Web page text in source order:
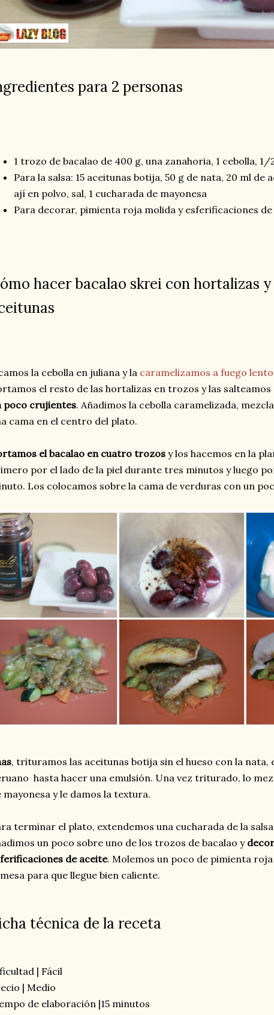
para 2 personas
1 trozo de bacalao de 400 g, una zanahoria, 1 cebolla, 1/
Para la salsa: 15 aceitunas botija, 50 g de nata, 20 ml de
ají en polvo, sal, 1 cucharada de mayonesa
Para decorar, pimienta roja molida y esferificaciones
hacer bacalao skrei con hortalizas y
la cebolla en juliana y la caramelizamos a fuego
el resto de las hortalizas en trozos y las salteamos
poco crujientes. Añadimos la cebolla caramelizada,
cama en el centro del plato.
el bacalao en cuatro trozos y los hacemos en la
por el lado de la piel durante tres minutos y luego
Los colocamos sobre la cama de verduras con un
, trituramos las aceitunas botija sin el hueso con la nata,
hasta hacer una emulsión. Una vez triturado, lo
mayonesa y le damos la textura.
terminar el plato, extendemos una cucharada de la
un poco sobre uno de los trozos de bacalao y
de aceite. Molemos un poco de pimienta
para que llegue bien caliente.
técnica de la receta
| Fácil
| Medio
de elaboración |15 minutos